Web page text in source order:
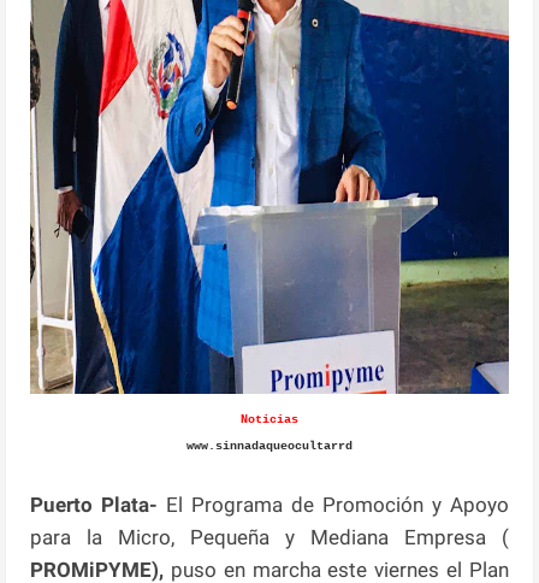
Noticias
www.sinnadaqueocultarrd
Puerto Plata- El Programa de Promoción y Apoyo
para la Micro, Pequeña y Mediana Empresa (
PROMiPYME), puso en marcha este viernes el Plan